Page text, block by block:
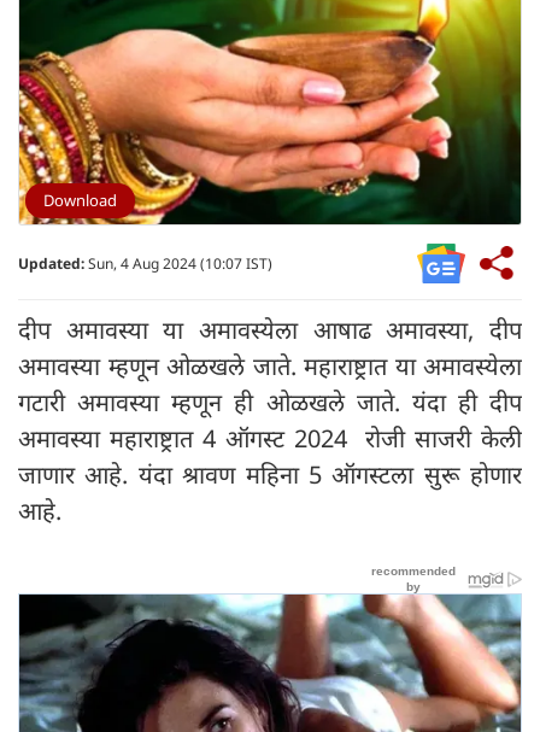
Download
Updated:Sun, 4 Aug 2024 (10:07 IST)
दीप अमावस्या या अमावस्येला आषाढ अमावस्या, दीप
अमावस्या म्हणून ओळखले जाते. महाराष्ट्रात या अमावस्येला
गटारी अमावस्या म्हणून ही ओळखले जाते. यंदा ही दीप
अमावस्या महाराष्ट्रात 4 ऑगस्ट 2024 रोजी साजरी केली
जाणार आहे. यंदा श्रावण महिना 5 ऑगस्टला सुरू होणार
आहे.